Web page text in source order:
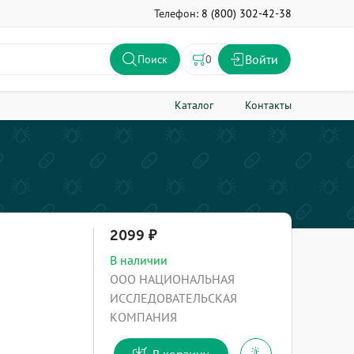
Телефон: 8 (800) 302-42-38
Поиск 0 Войти
Каталог Контакты
2099
В наличии
ООО НАЦИОНАЛЬНАЯ
ИССЛЕДОВАТЕЛЬСКАЯ
КОМПАНИЯ